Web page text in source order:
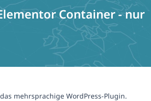
Container - nur
mehrsprachige WordPress-Plugin.